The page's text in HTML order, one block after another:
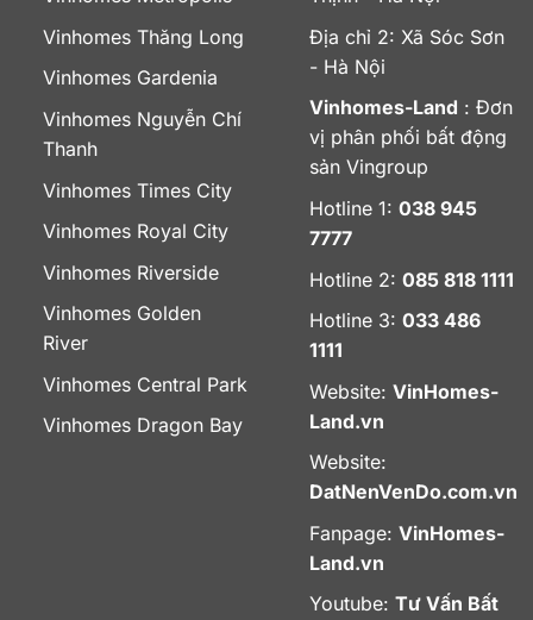
Vinhomes Thăng Long
Vinhomes Gardenia
Vinhomes Nguyễn Chí
Thanh
Vinhomes Times City
Vinhomes Royal City
Vinhomes Riverside
Vinhomes Golden
River
Vinhomes Central Park
Vinhomes Dragon Bay
Địa chỉ 2: Xã Sóc Sơn
- Hà Nội
Vinhomes-Land : Đơn
vị phân phối bất động
sản Vingroup
Hotline 1: 038 945
7777
Hotline 2: 085 818 1111
Hotline 3: 033 486
1111
Website: VinHomes-
Land.vn
Website:
DatNenVenDo.com.vn
Fanpage: VinHomes-
Land.vn
Youtube: Tư Vấn Bất